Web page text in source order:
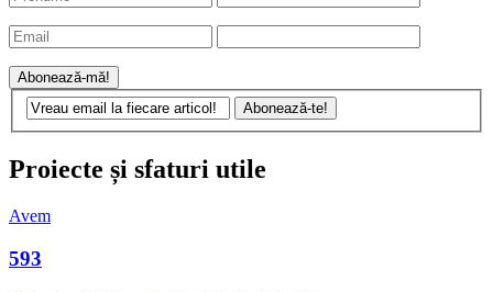
Proiecte și sfaturi utile
Avem
593